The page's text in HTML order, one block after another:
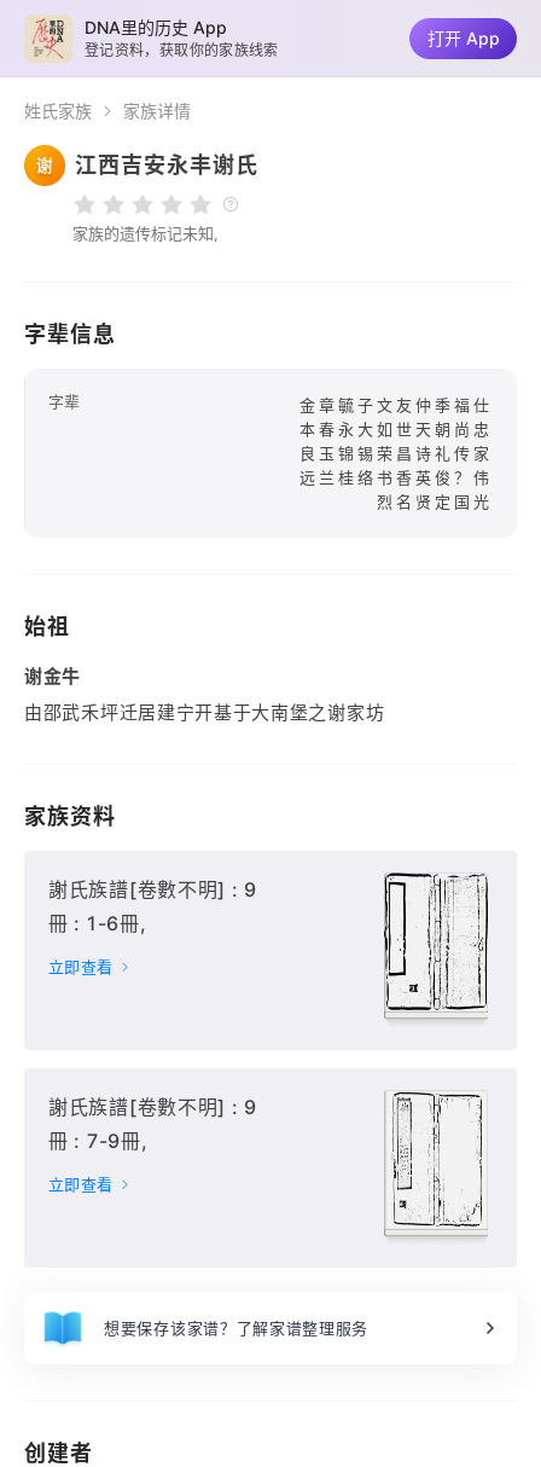
姓氏家族 家族详情
谢 江西吉安永丰谢氏
家族的遗传标记未知,
字辈信息
字辈
金章毓子文友仲季福仕
本春永大如世天朝尚忠
良玉锦锡荣昌诗礼传家
远兰桂络书香英俊？伟
烈名贤定国光
始祖
谢金牛
由邵武禾坪迁居建宁开基于大南堡之谢家坊
家族资料
謝氏族譜[卷數不明] : 9
冊 : 1-6冊,
立即查看
謝氏族譜[卷數不明] : 9
冊 : 7-9冊,
立即查看
想要保存该家谱？了解家谱整理服务
创建者
DNA里的历史 App
登记资料，获取你的家族线索
打开 App